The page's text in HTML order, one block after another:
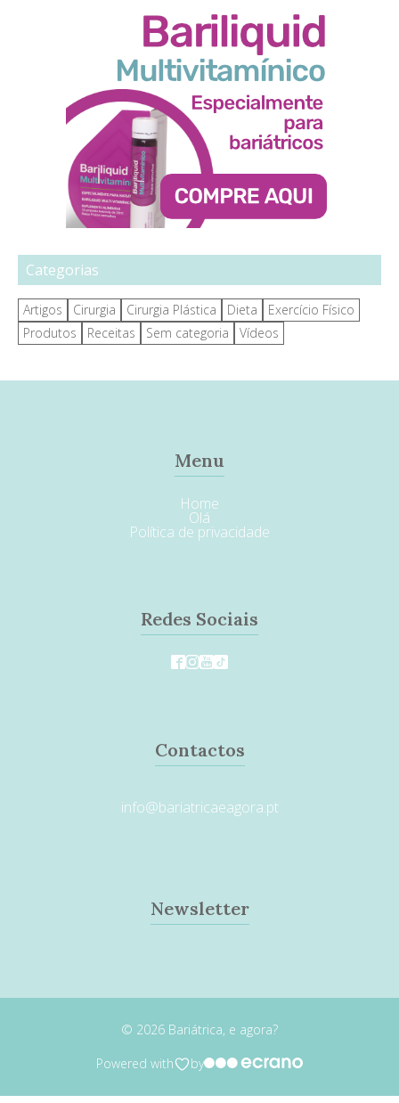
Categorias
Artigos Cirurgia Cirurgia Plástica Dieta
Exercício Físico
Produtos
Receitas Sem categoria Vídeos
Menu
Home
Olá
Política de privacidade
Redes Sociais
Contactos
info@bariatricaeagora.pt
Newsletter
© 2026 Bariátrica, e agora?
Powered with
by